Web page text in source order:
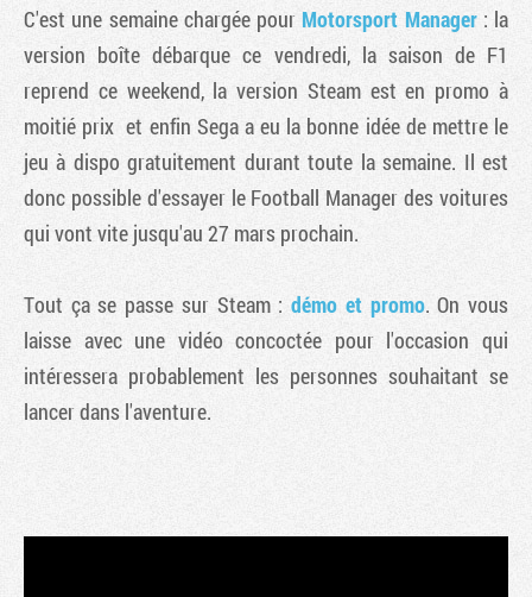
C'est une semaine chargée pour Motorsport Manager: la
version boîte débarque ce vendredi, la saison de F1
reprend ce weekend, la version Steam est en promo à
moitié prix et enfin Sega a eu la bonne idée de mettre le
jeu à dispo gratuitement durant toute la semaine. Il est
donc possible d'essayer le Football Manager des voitures
qui vont vite jusqu'au 27 mars prochain.
Tout ça se passe sur Steam :démo et promo. On vous
laisse avec une vidéo concoctée pour l'occasion qui
intéressera probablement les personnes souhaitant se
lancer dans l'aventure.
Tribune